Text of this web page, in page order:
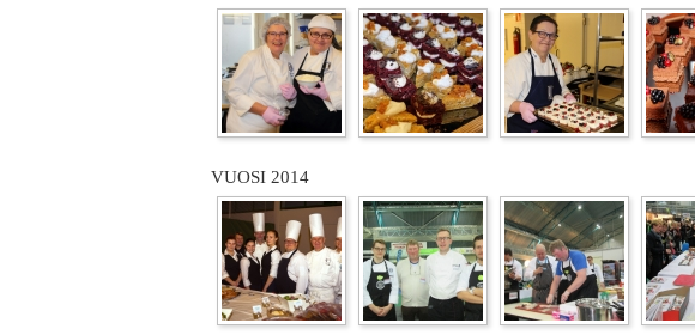
VUOSI 2014